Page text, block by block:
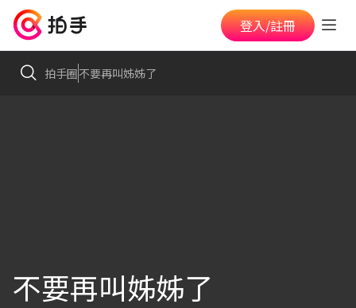
登入/註冊
拍手圈不要再叫姊姊了
不要再叫姊姊了